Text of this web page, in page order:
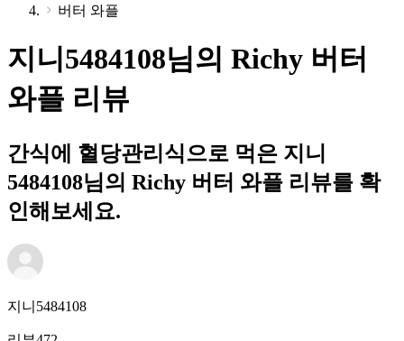
버터 와플
지니5484108님의 Richy 버터
와플 리뷰
간식에 혈당관리식으로 먹은 지니
5484108님의 Richy 버터 와플 리뷰를 확
인해보세요.
지니5484108